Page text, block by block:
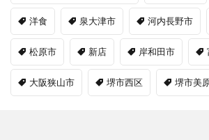
洋食 泉大津市 河内長野市
松原市 新店 岸和田市
大阪狭山市 堺市西区 堺市美